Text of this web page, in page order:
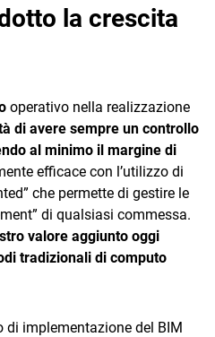
la crescita
operativo nella realizzazione
di avere sempre un controllo
al minimo il margine di
efficace con l’utilizzo di
che permette di gestire le
di qualsiasi commessa.
valore aggiunto oggi
tradizionali di computo
implementazione del BIM